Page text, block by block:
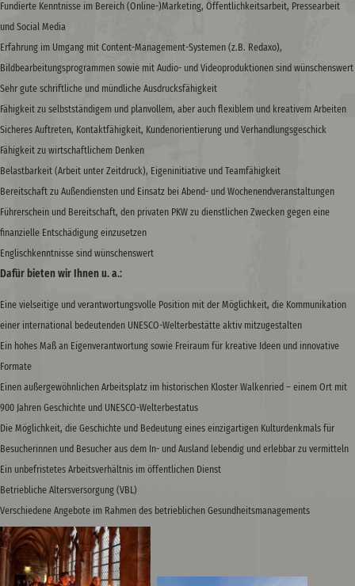
Fundierte Kenntnisse im Bereich (Online-)Marketing, Öffentlichkeitsarbeit, Pressearbeit
und Social Media
Erfahrung im Umgang mit Content-Management-Systemen (z.B. Redaxo),
Bildbearbeitungsprogrammen sowie mit Audio- und Videoproduktionen sind wünschenswert
Sehr gute schriftliche und mündliche Ausdrucksfähigkeit
Fähigkeit zu selbstständigem und planvollem, aber auch flexiblem und kreativem Arbeiten
Sicheres Auftreten, Kontaktfähigkeit, Kundenorientierung und Verhandlungsgeschick
Fähigkeit zu wirtschaftlichem Denken
Belastbarkeit (Arbeit unter Zeitdruck), Eigeninitiative und Teamfähigkeit
Bereitschaft zu Außendiensten und Einsatz bei Abend- und Wochenendveranstaltungen
Führerschein und Bereitschaft, den privaten PKW zu dienstlichen Zwecken gegen eine
finanzielle Entschädigung einzusetzen
Englischkenntnisse sind wünschenswert
Dafür bieten wir Ihnen u. a.:
Eine vielseitige und verantwortungsvolle Position mit der Möglichkeit, die Kommunikation
einer international bedeutenden UNESCO-Welterbestätte aktiv mitzugestalten
Ein hohes Maß an Eigenverantwortung sowie Freiraum für kreative Ideen und innovative
Formate
Einen außergewöhnlichen Arbeitsplatz im historischen Kloster Walkenried – einem Ort mit
900 Jahren Geschichte und UNESCO-Welterbestatus
Die Möglichkeit, die Geschichte und Bedeutung eines einzigartigen Kulturdenkmals für
Besucherinnen und Besucher aus dem In- und Ausland lebendig und erlebbar zu vermitteln
Ein unbefristetes Arbeitsverhältnis im öffentlichen Dienst
Betriebliche Altersversorgung (VBL)
Verschiedene Angebote im Rahmen des betrieblichen Gesundheitsmanagements